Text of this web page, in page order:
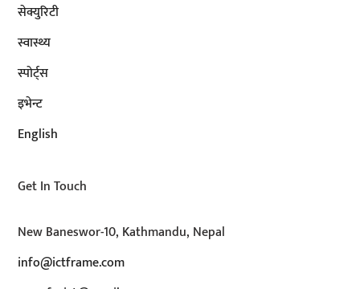
सेक्युरिटी
स्वास्थ्य
स्पोर्ट्स
इभेन्ट
English
Get In Touch
New Baneswor-10, Kathmandu, Nepal
info@ictframe.com